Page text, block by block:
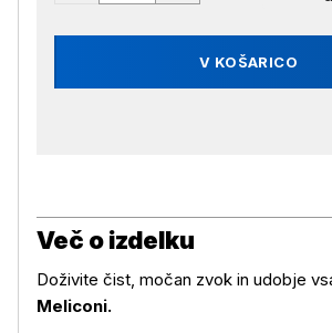
V KOŠARICO
Več o izdelku
Doživite čist, močan zvok in udobje
Meliconi.